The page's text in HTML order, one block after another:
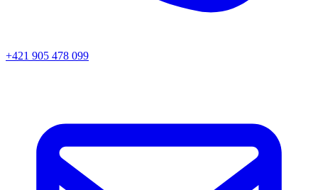
+421 905 478 099